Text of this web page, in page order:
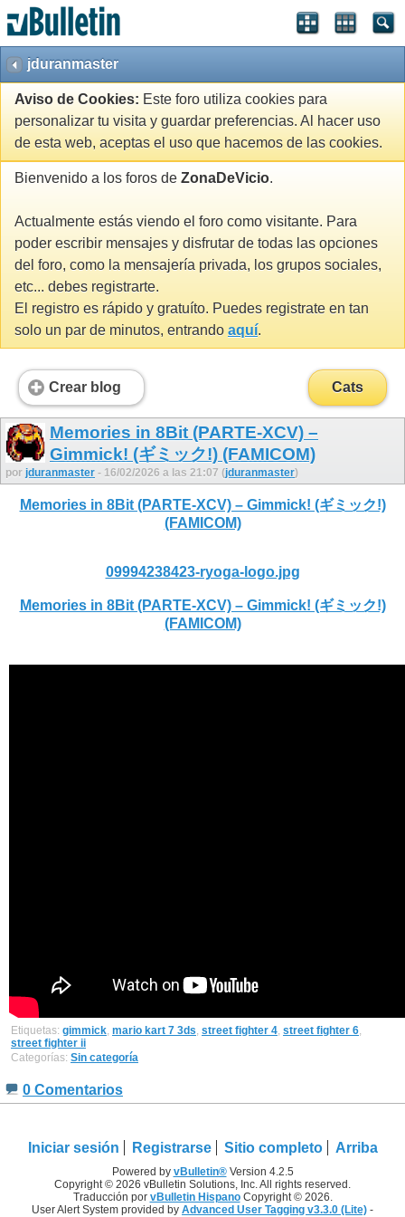
jduranmaster
Aviso de Cookies: Este foro utiliza cookies para
personalizar tu visita y guardar preferencias. Al hacer uso
de esta web, aceptas el uso que hacemos de las cookies.
Bienvenido a los foros de ZonaDeVicio.
Actualmente estás viendo el foro como visitante. Para
poder escribir mensajes y disfrutar de todas las opciones
del foro, como la mensajería privada, los grupos sociales,
etc... debes registrarte.
El registro es rápido y gratuíto. Puedes registrate en tan
solo un par de minutos, entrando aquí.
Crear blog Cats
Memories in 8Bit (PARTE-XCV) –
Gimmick! (ギミック!) (FAMICOM)
por jduranmaster - 16/02/2026 a las 21:07 (jduranmaster)
Memories in 8Bit (PARTE-XCV) – Gimmick! (ギミック!)
(FAMICOM)
09994238423-ryoga-logo.jpg
Memories in 8Bit (PARTE-XCV) – Gimmick! (ギミック!)
(FAMICOM)
Etiquetas: gimmick, mario kart 7 3ds, street fighter 4, street fighter 6,
street fighter ii
Categorías: Sin categoría
0 Comentarios
Iniciar sesión Registrarse Sitio completo Arriba
Powered by vBulletin®Version 4.2.5
Copyright © 2026 vBulletin Solutions, Inc. All rights reserved.
Traducción por vBulletin HispanoCopyright © 2026.
User Alert System provided by Advanced User Tagging v3.3.0 (Lite) -